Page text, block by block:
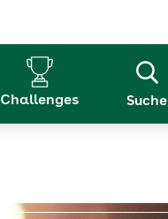
Challenges Suche